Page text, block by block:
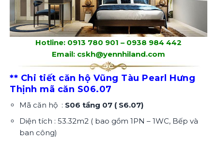
Hotline: 0913 780 901 – 0938 984 442
Email: cskh@yennhiland.com
** Chi tiết căn hộ Vũng Tàu Pearl Hưng
Thịnh mã căn S06.07
Mã căn hộ : S06 tầng 07 ( S6.07)
Diện tích : 53.32m2 ( bao gồm 1PN – 1WC, Bếp và
ban công)